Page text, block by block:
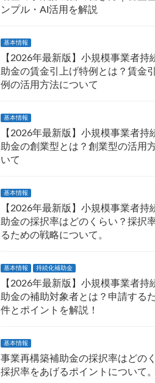
ンプル・AI活用を解説
基本情報
【2026年最新版】小規模事業者持
助金の賃金引上げ特例とは？賃金
例の活用方法について
基本情報
【2026年最新版】小規模事業者持
助金の創業型とは？創業型の活用
いて
基本情報
【2026年最新版】小規模事業者持
助金の採択率はどのくらい？採択
るための戦略について。
基本情報 持続化補助金
【2026年最新版】小規模事業者持
助金の補助対象者とは？申請する
件とポイントを解説！
基本情報
事業再構築補助金の採択率はどの
採択率をあげるポイントについて。